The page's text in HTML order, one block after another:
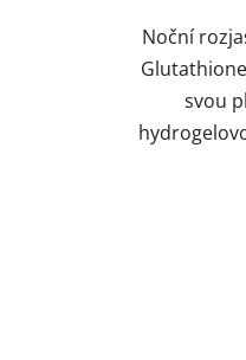
Noční
svou